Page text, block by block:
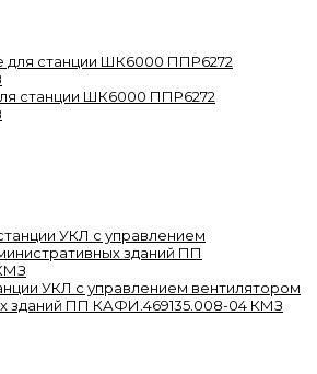
станции ШК6000 ППР6272
УКЛ с управлением вентилятором
зданий ПП КАФИ.469135.008-04 КМЗ